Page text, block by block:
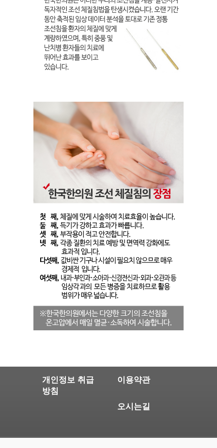
개인정보 취급
방침
이용약관
오시는길